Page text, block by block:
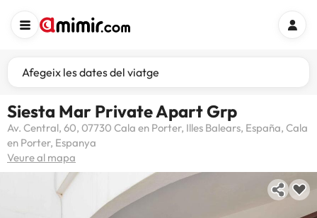
Afegeix les dates del viatge
Siesta Mar Private Apart Grp
Av. Central, 60, 07730 Cala en Porter, Illes Balears, España, Cala
en Porter, Espanya
Veure al mapa